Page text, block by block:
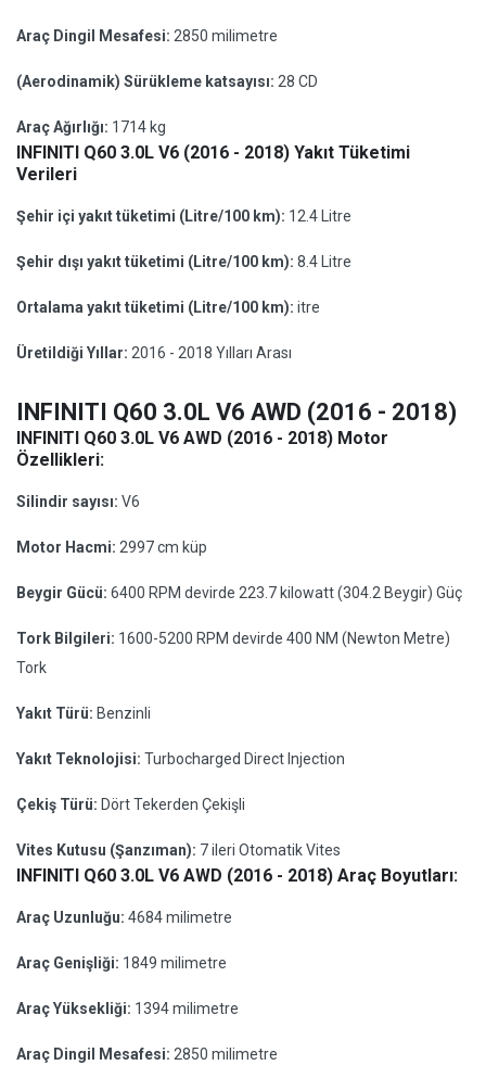
Araç Dingil Mesafesi: 2850 milimetre
(Aerodinamik) Sürükleme katsayısı: 28 CD
Araç Ağırlığı: 1714 kg
INFINITI Q60 3.0L V6 (2016 - 2018) Yakıt Tüketimi
Verileri
Şehir içi yakıt tüketimi (Litre/100 km): 12.4 Litre
Şehir dışı yakıt tüketimi (Litre/100 km): 8.4 Litre
Ortalama yakıt tüketimi (Litre/100 km): itre
Üretildiği Yıllar: 2016 - 2018 Yılları Arası
INFINITI Q60 3.0L V6 AWD (2016 - 2018)
INFINITI Q60 3.0L V6 AWD (2016 - 2018) Motor
Özellikleri:
Silindir sayısı: V6
Motor Hacmi: 2997 cm küp
Beygir Gücü: 6400 RPM devirde 223.7 kilowatt (304.2 Beygir) Güç
Tork Bilgileri: 1600-5200 RPM devirde 400 NM (Newton Metre)
Tork
Yakıt Türü: Benzinli
Yakıt Teknolojisi: Turbocharged Direct Injection
Çekiş Türü: Dört Tekerden Çekişli
Vites Kutusu (Şanzıman): 7 ileri Otomatik Vites
INFINITI Q60 3.0L V6 AWD (2016 - 2018) Araç Boyutları:
Araç Uzunluğu: 4684 milimetre
Araç Genişliği: 1849 milimetre
Araç Yüksekliği: 1394 milimetre
Araç Dingil Mesafesi: 2850 milimetre